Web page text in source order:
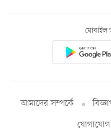
আমাদের সম্পর্কে
যোগাযোগ